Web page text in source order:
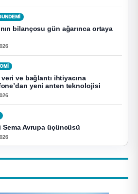
bilançosu gün ağarınca ortaya
ve bağlantı ihtiyacına
yeni anten teknolojisi
Sema Avrupa üçüncüsü